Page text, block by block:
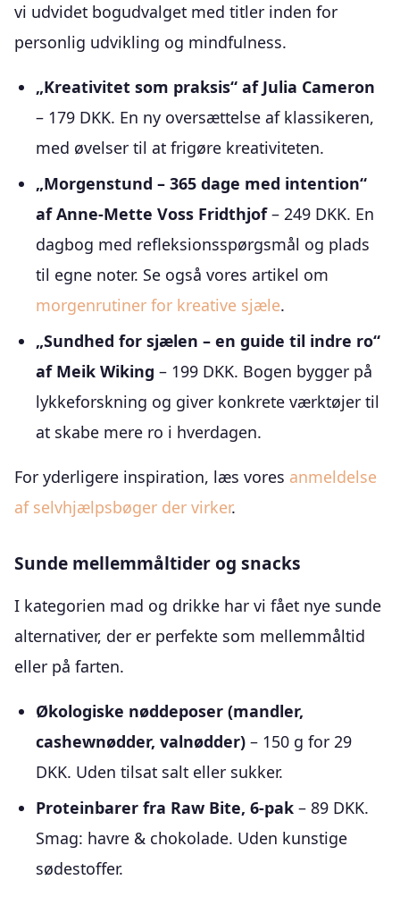
vi udvidet bogudvalget med titler inden for
personlig udvikling og mindfulness.
„Kreativitet som praksis“ af Julia Cameron
– 179 DKK. En ny oversættelse af klassikeren,
med øvelser til at frigøre kreativiteten.
„Morgenstund – 365 dage med intention“
af Anne-Mette Voss Fridthjof– 249 DKK. En
dagbog med refleksionsspørgsmål og plads
til egne noter. Se også vores artikel om
morgenrutiner for kreative sjæle.
„Sundhed for sjælen – en guide til indre ro“
af Meik Wiking – 199 DKK. Bogen bygger på
lykkeforskning og giver konkrete værktøjer til
at skabe mere ro i hverdagen.
For yderligere inspiration, læs vores anmeldelse
af selvhjælpsbøger der virker.
Sunde mellemmåltider og snacks
I kategorien mad og drikke har vi fået nye sunde
alternativer, der er perfekte som mellemmåltid
eller på farten.
Økologiske nøddeposer (mandler,
cashewnødder, valnødder) – 150 g for 29
DKK. Uden tilsat salt eller sukker.
Proteinbarer fra Raw Bite, 6-pak – 89 DKK.
Smag: havre & chokolade. Uden kunstige
sødestoffer.